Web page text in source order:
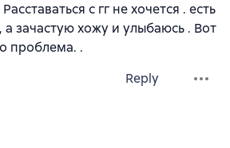
с гг не хочется . есть
зачастую хожу и улыбаюсь . Вот
проблема. .
Reply